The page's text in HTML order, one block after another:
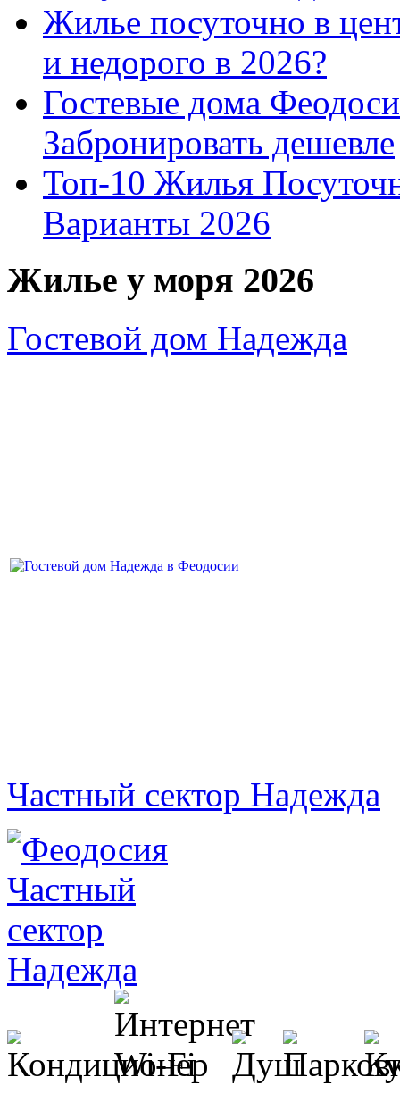
Жилье посуточно в
и недорого в 2026?
Гостевые дома
Забронировать дешевле
Топ-10 Жилья
Варианты 2026
Жилье у моря 2026
Гостевой дом Надежда
Частный сектор Надежда